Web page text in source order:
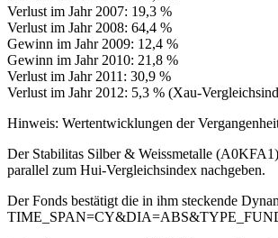
Verlust im Jahr 2007: 19,3 %
Verlust im Jahr 2008: 64,4 %
Gewinn im Jahr 2009: 12,4 %
Gewinn im Jahr 2010: 21,8 %
Verlust im Jahr 2011: 30,9 %
Verlust im Jahr 2012: 5,3 % (Xau-
Hinweis: Wertentwicklungen der
Der Stabilitas Silber & Weissmetalle
parallel zum Hui-Vergleichsindex nachgeben.
Der Fonds bestätigt die in ihm steckende